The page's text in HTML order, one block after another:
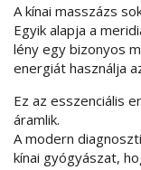
A kínai masszázs
Egyik alapja a
lény egy bizonyos
energiát használja
Ez az esszenciális
áramlik.
A modern
kínai gyógyászat,